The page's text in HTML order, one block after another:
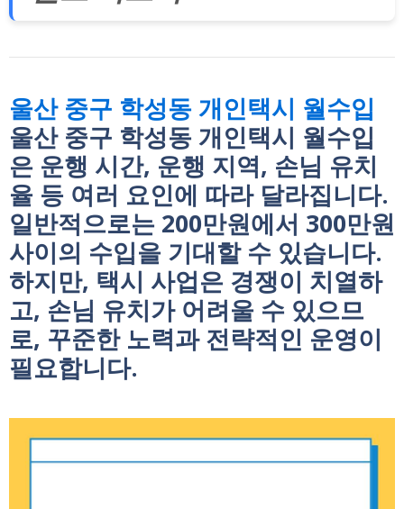
울산 중구 학성동 개인택시 월수입
울산 중구 학성동 개인택시 월수입
은 운행 시간, 운행 지역, 손님 유치
율 등 여러 요인에 따라 달라집니다.
일반적으로는 200만원에서 300만원
사이의 수입을 기대할 수 있습니다.
하지만, 택시 사업은 경쟁이 치열하
고, 손님 유치가 어려울 수 있으므
로, 꾸준한 노력과 전략적인 운영이
필요합니다.